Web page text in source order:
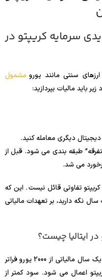
سرمایه کریپتو در
ارزهای سنتی مانند یورو مشمول
باید مالیات بپردازید:
دیجیتال دیگری معامله کنید .
متفرقه” طبقه بندی می شود. قبل از
کریپتو تفاوتی قائل نیست . این که
نگه دارید، بر تعهدات مالیاتی
ایتالیا چیست؟
از اکتبر 2024، اگر سود رمزنگاری شما در یک سال مالیاتی از 2000 یورو فراتر
اعمال می شود. سود کمتر از